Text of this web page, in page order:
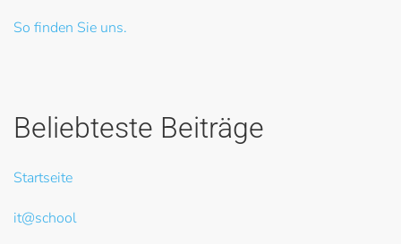
So finden Sie uns.
Beliebteste Beiträge
Startseite
it@school